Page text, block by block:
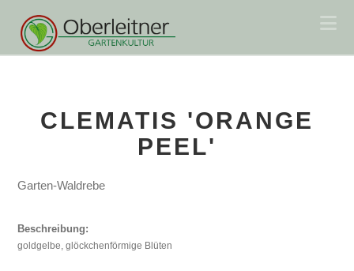
CLEMATIS 'ORANGE
PEEL'
Garten-Waldrebe
Beschreibung:
goldgelbe, glöckchenförmige Blüten